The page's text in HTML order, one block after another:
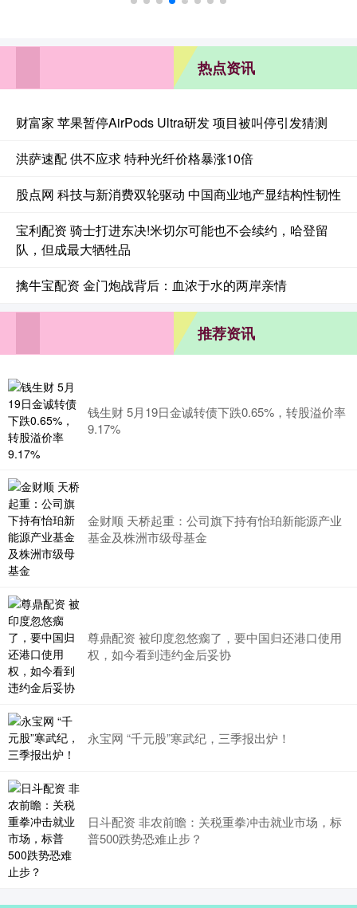
热点资讯
财富家 苹果暂停AirPods Ultra研发 项目被叫停引发猜测
洪萨速配 供不应求 特种光纤价格暴涨10倍
股点网 科技与新消费双轮驱动 中国商业地产显结构性韧性
宝利配资 骑士打进东决!米切尔可能也不会续约，哈登留
队，但成最大牺牲品
擒牛宝配资 金门炮战背后：血浓于水的两岸亲情
推荐资讯
钱生财 5月19日金诚转债下跌0.65%，转股溢价率
9.17%
金财顺 天桥起重：公司旗下持有怡珀新能源产业
基金及株洲市级母基金
尊鼎配资 被印度忽悠瘸了，要中国归还港口使用
权，如今看到违约金后妥协
永宝网 “千元股”寒武纪，三季报出炉！
日斗配资 非农前瞻：关税重拳冲击就业市场，标
普500跌势恐难止步？